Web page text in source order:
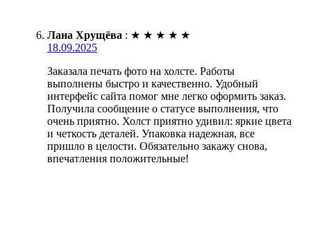
Лана Хрущёва : ★ ★ ★ ★ ★
18.09.2025
Заказала печать фото на холсте. Работы
выполнены быстро и качественно. Удобный
интерфейс сайта помог мне легко оформить заказ.
Получила сообщение о статусе выполнения, что
очень приятно. Холст приятно удивил: яркие цвета
и четкость деталей. Упаковка надежная, все
пришло в целости. Обязательно закажу снова,
впечатления положительные!